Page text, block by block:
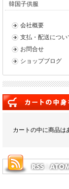
韓国子供服
会社概要
支払・配送につい
お問合せ
ショップブログ
カートの中に商品は